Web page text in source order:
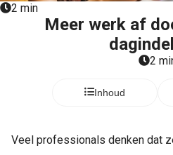
2 min
Meer werk af
2
Inhoud
Veel professionals denken dat